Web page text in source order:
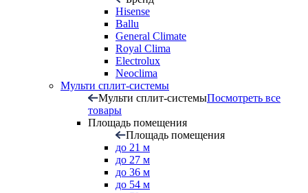
Hisense
Ballu
General Climate
Royal Clima
Electrolux
Neoclima
Мульти сплит-системы
Мульти сплит-системыПосмотреть все
товары
Площадь помещения
Площадь помещения
до 21 м
до 27 м
до 36 м
до 54 м